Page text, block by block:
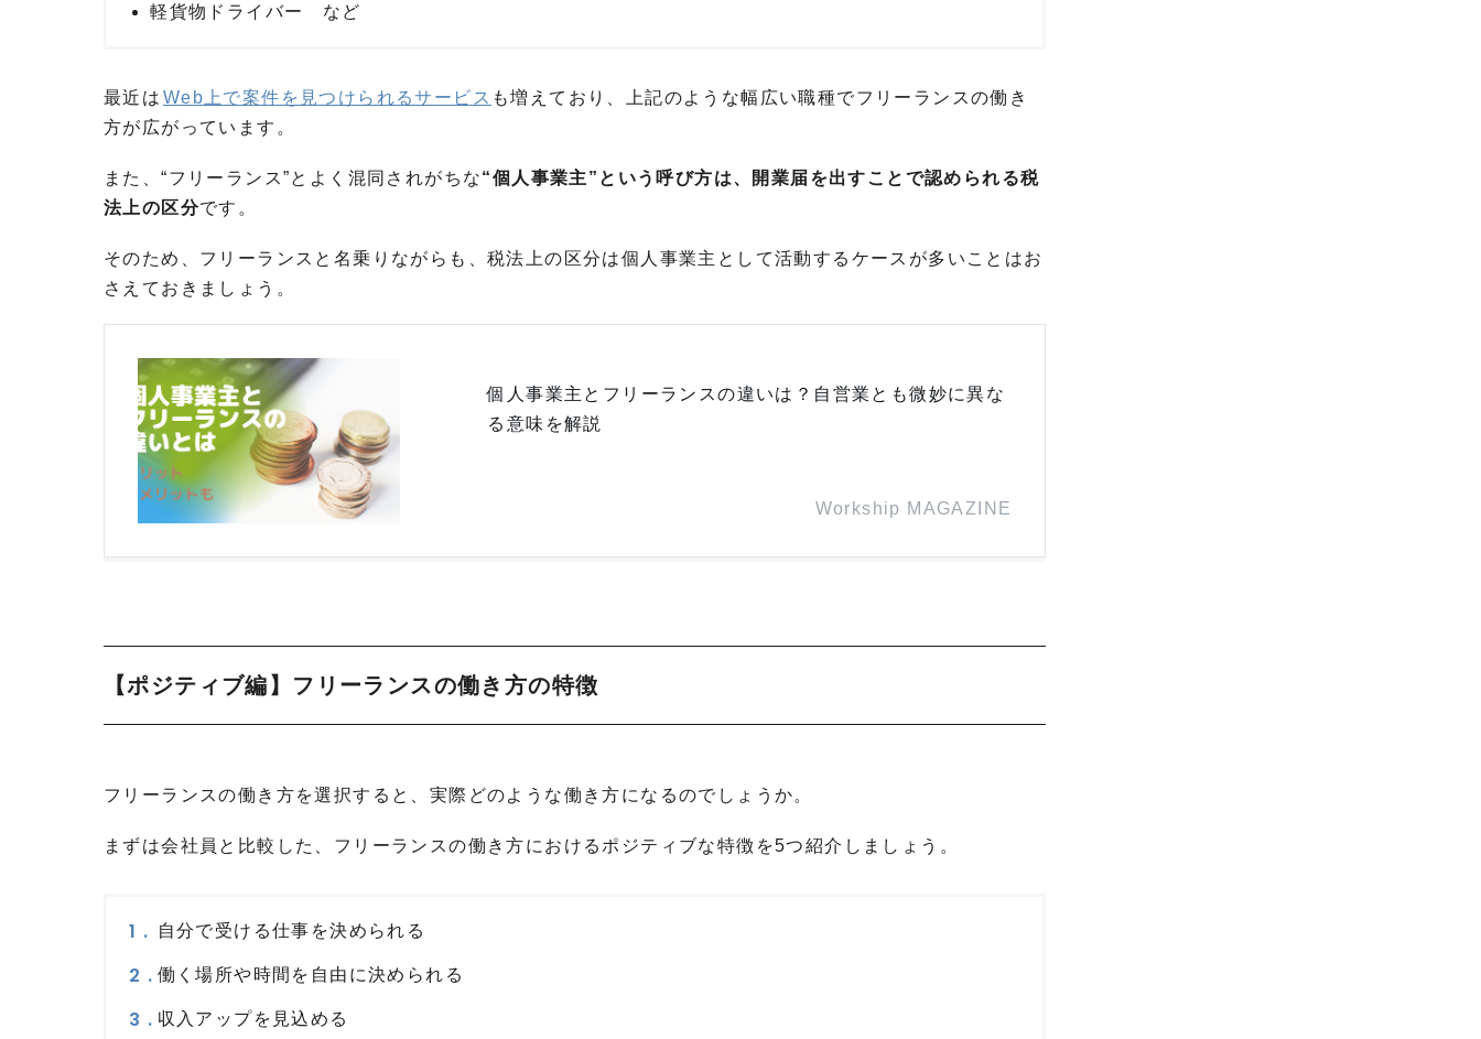
軽貨物ドライバー など
最近は Web上で案件を見つけられるサービス も増えており、上記のような幅広い職種でフリーランスの働き
方が広がっています。
また、“フリーランス”とよく混同されがちな“個人事業主”という呼び方は、開業届を出すことで認められる税
法上の区分です。
そのため、フリーランスと名乗りながらも、税法上の区分は個人事業主として活動するケースが多いことはお
さえておきましょう。
個人事業主とフリーランスの違いは？自営業とも微妙に異な
る意味を解説
Workship MAGAZINE
【ポジティブ編】フリーランスの働き方の特徴
フリーランスの働き方を選択すると、実際どのような働き方になるのでしょうか。
まずは会社員と比較した、フリーランスの働き方におけるポジティブな特徴を5つ紹介しましょう。
自分で受ける仕事を決められる
働く場所や時間を自由に決められる
収入アップを見込める